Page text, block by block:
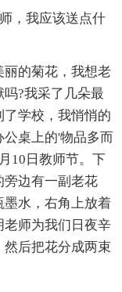
，我应该送点什
的菊花，我想老
?我采了几朵最
学校，我悄悄的
桌上的'物品多而
10日教师节。下
旁边有一副老花
水，右角上放着
师为我们日夜辛
后把花分成两束